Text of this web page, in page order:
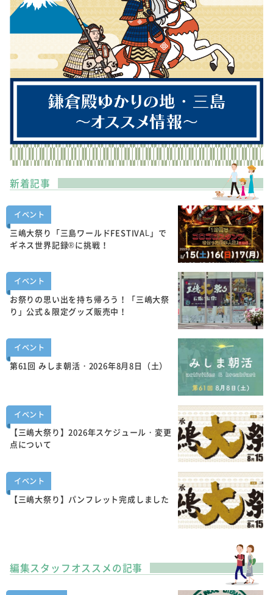
新着記事
イベント
三嶋大祭り「三島ワールドFESTIVAL」で
ギネス世界記録®に挑戦！
イベント
お祭りの思い出を持ち帰ろう！「三嶋大祭
り」公式＆限定グッズ販売中！
イベント
第61回 みしま朝活・2026年8月8日（土）
イベント
【三嶋大祭り】2026年スケジュール・変更
点について
イベント
【三嶋大祭り】パンフレット完成しました
編集スタッフオススメの記事